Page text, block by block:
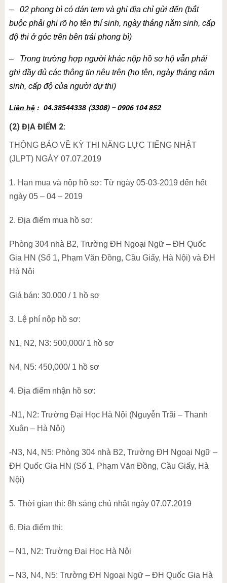
– 02 phong bì có dán tem và ghi địa chỉ gửi đến (bắt
buộc phải ghi rõ họ tên thí sinh, ngày tháng năm sinh, cấp
độ thi ở góc trên bên trái phong bì)
– Trong trường hợp người khác nộp hồ sơ hộ vẫn phải
ghi đầy đủ các thông tin nêu trên (họ tên, ngày tháng năm
sinh, cấp độ của người dự thi)
Liên hệ : 04.38544338 (3308) – 0906 104 852
(2) ĐỊA ĐIỂM 2:
THÔNG BÁO VỀ KỲ THI NĂNG LỰC TIẾNG NHẬT
(JLPT) NGÀY 07.07.2019
1. Hạn mua và nộp hồ sơ: Từ ngày 05-03-2019 đến hết
ngày 05 – 04 – 2019
2. Địa điểm mua hồ sơ:
Phòng 304 nhà B2, Trường ĐH Ngoại Ngữ – ĐH Quốc
Gia HN (Số 1, Phạm Văn Đồng, Cầu Giấy, Hà Nội) và ĐH
Hà Nội
Giá bán: 30.000 / 1 hồ sơ
3. Lệ phí nộp hồ sơ:
N1, N2, N3: 500,000/ 1 hồ sơ
N4, N5: 450,000/ 1 hồ sơ
4. Địa điểm nhận hồ sơ:
-N1, N2: Trường Đại Học Hà Nội (Nguyễn Trãi – Thanh
Xuân – Hà Nội)
-N3, N4, N5: Phòng 304 nhà B2, Trường ĐH Ngoại Ngữ –
ĐH Quốc Gia HN (Số 1, Phạm Văn Đồng, Cầu Giấy, Hà
Nội)
5. Thời gian thi: 8h sáng chủ nhật ngày 07.07.2019
6. Địa điểm thi:
– N1, N2: Trường Đại Học Hà Nội
– N3, N4, N5: Trường ĐH Ngoại Ngữ – ĐH Quốc Gia Hà